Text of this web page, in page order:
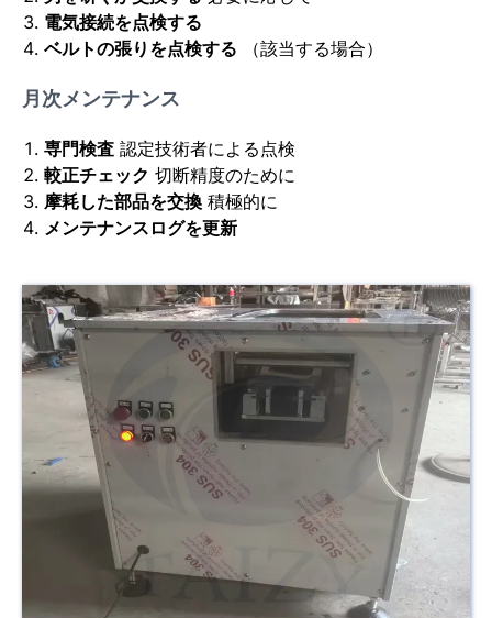
電気接続を点検する
ベルトの張りを点検する （該当する場合）
月次メンテナンス
専門検査 認定技術者による点検
較正チェック 切断精度のために
摩耗した部品を交換 積極的に
メンテナンスログを更新